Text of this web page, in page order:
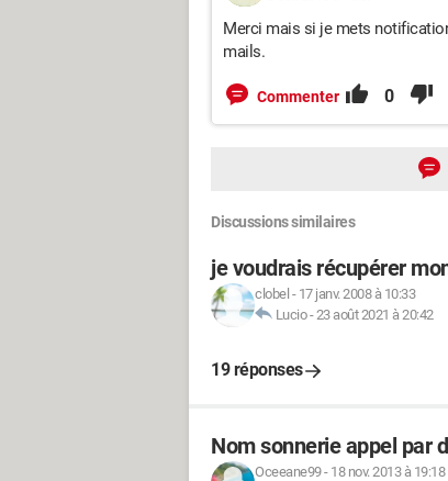
Merci mais si je mets
mails.
Commenter 0
Discussions similaires
je voudrais récupérer
clobel - 17 janv. 2008 à 10:33
Lucio-23 août 2021 à 20:42
19 réponses
Nom sonnerie appel par
Oceeane99- 18 nov. 2013 à 19:18